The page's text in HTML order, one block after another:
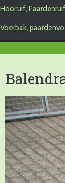
Hooiruif, Paardenruif
Voerbak,